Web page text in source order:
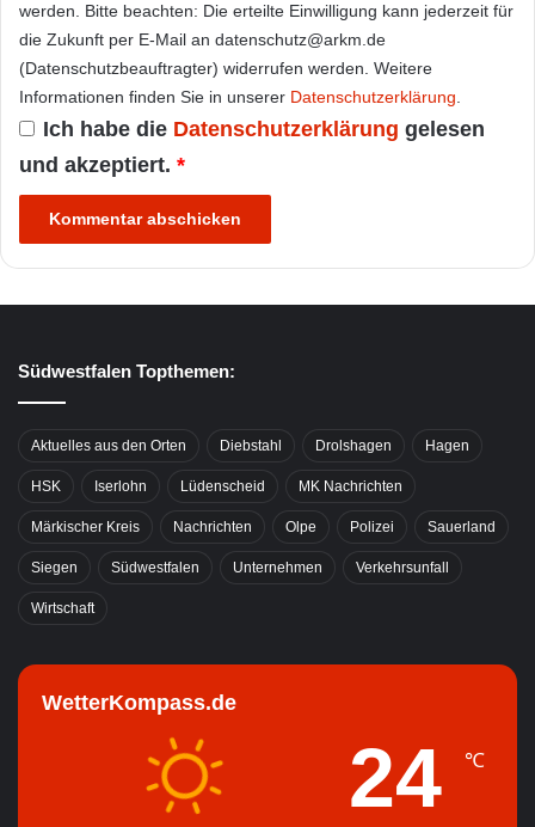
werden. Bitte beachten: Die erteilte Einwilligung kann jederzeit für
die Zukunft per E-Mail an datenschutz@arkm.de
(Datenschutzbeauftragter) widerrufen werden. Weitere
Informationen finden Sie in unserer Datenschutzerklärung.
Ich habe die Datenschutzerklärung gelesen
und akzeptiert. *
Südwestfalen Topthemen:
Aktuelles aus den Orten Diebstahl Drolshagen Hagen
HSK Iserlohn Lüdenscheid MK Nachrichten
Märkischer Kreis Nachrichten Olpe Polizei Sauerland
Siegen Südwestfalen Unternehmen Verkehrsunfall
Wirtschaft
WetterKompass.de
24 ℃